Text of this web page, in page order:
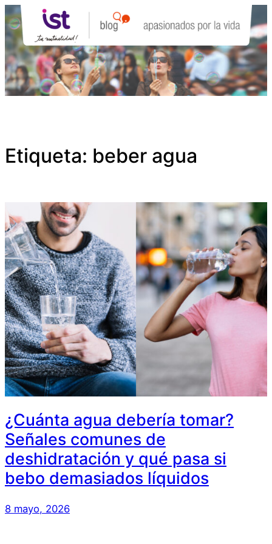
Saltar
al
contenido
Etiqueta: beber agua
¿Cuánta agua debería tomar?
Señales comunes de
deshidratación y qué pasa si
bebo demasiados líquidos
8 mayo, 2026